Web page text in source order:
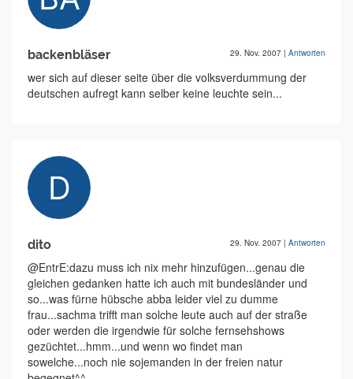
backenbläser 29. Nov. 2007 | Antworten
wer sich auf dieser seite über die volksverdummung der
deutschen aufregt kann selber keine leuchte sein...
dito 29. Nov. 2007 | Antworten
@EntrE:dazu muss ich nix mehr hinzufügen...genau die
gleichen gedanken hatte ich auch mit bundesländer und
so...was fürne hübsche abba leider viel zu dumme
frau...sachma trifft man solche leute auch auf der straße
oder werden die irgendwie für solche fernsehshows
gezüchtet...hmm...und wenn wo findet man
sowelche...noch nie sojemanden in der freien natur